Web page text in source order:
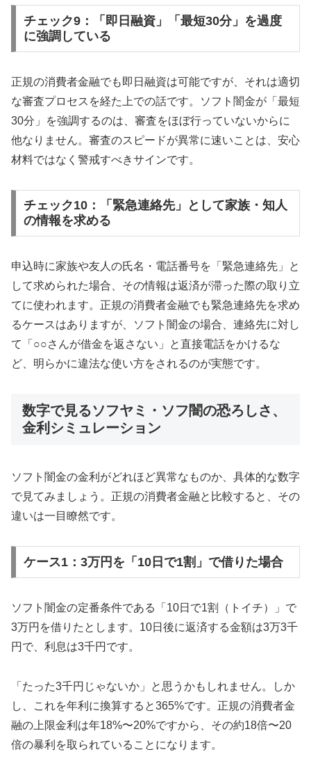
チェック9：「即日融資」「最短30分」を過度
に強調している
正規の消費者金融でも即日融資は可能ですが、それは適切
な審査プロセスを経た上での話です。ソフト闇金が「最短
30分」を強調するのは、審査をほぼ行っていないからに
他なりません。審査のスピードが異常に速いことは、安心
材料ではなく警戒すべきサインです。
チェック10：「緊急連絡先」として家族・知人
の情報を求める
申込時に家族や友人の氏名・電話番号を「緊急連絡先」と
して求められた場合、その情報は返済が滞った際の取り立
てに使われます。正規の消費者金融でも緊急連絡先を求め
るケースはありますが、ソフト闇金の場合、連絡先に対し
て「○○さんが借金を返さない」と直接電話をかけるな
ど、明らかに違法な使い方をされるのが実態です。
数字で見るソフヤミ・ソフ闇の恐ろしさ、
金利シミュレーション
ソフト闇金の金利がどれほど異常なものか、具体的な数字
で見てみましょう。正規の消費者金融と比較すると、その
違いは一目瞭然です。
ケース1：3万円を「10日で1割」で借りた場合
ソフト闇金の定番条件である「10日で1割（トイチ）」で
3万円を借りたとします。10日後に返済する金額は3万3千
円で、利息は3千円です。
「たった3千円じゃないか」と思うかもしれません。しか
し、これを年利に換算すると365%です。正規の消費者金
融の上限金利は年18%〜20%ですから、その約18倍〜20
倍の暴利を取られていることになります。